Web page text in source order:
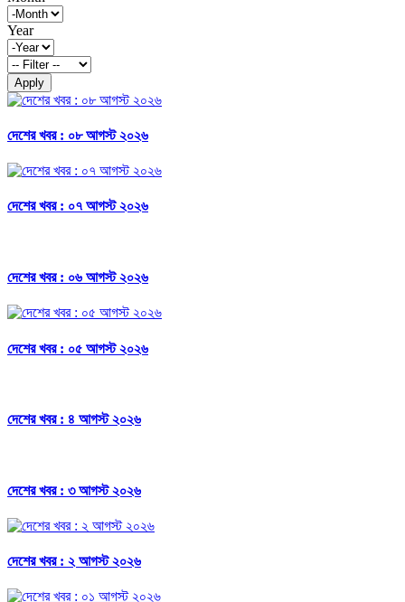
Year
Apply
দেশের খবর : ০৮ আগস্ট ২০২৬
দেশের খবর : ০৭ আগস্ট ২০২৬
দেশের খবর : ০৬ আগস্ট ২০২৬
দেশের খবর : ০৫ আগস্ট ২০২৬
দেশের খবর : ৪ আগস্ট ২০২৬
দেশের খবর : ৩ আগস্ট ২০২৬
দেশের খবর : ২ আগস্ট ২০২৬